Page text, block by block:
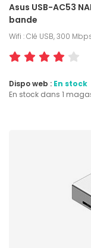
Asus USB-AC53
bande
Wifi : Clé USB, 300
Dispo web : En stock
En stock dans 1